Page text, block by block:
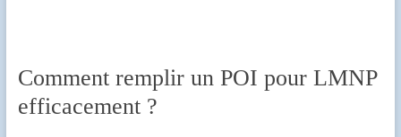
Comment remplir un POI pour LMNP
efficacement ?